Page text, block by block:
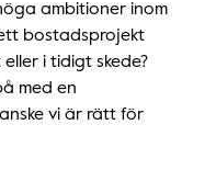
ambitioner inom
bostadsprojekt
i tidigt skede?
med en
vi är rätt för